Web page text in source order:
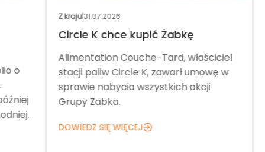
Z kraju|31.07.2026
Circle K chce kupić Żabkę
Alimentation Couche-Tard, właściciel
stacji paliw Circle K, zawarł umowę w
sprawie nabycia wszystkich akcji
Grupy Żabka.
DOWIEDZ SIĘ WIĘCEJ